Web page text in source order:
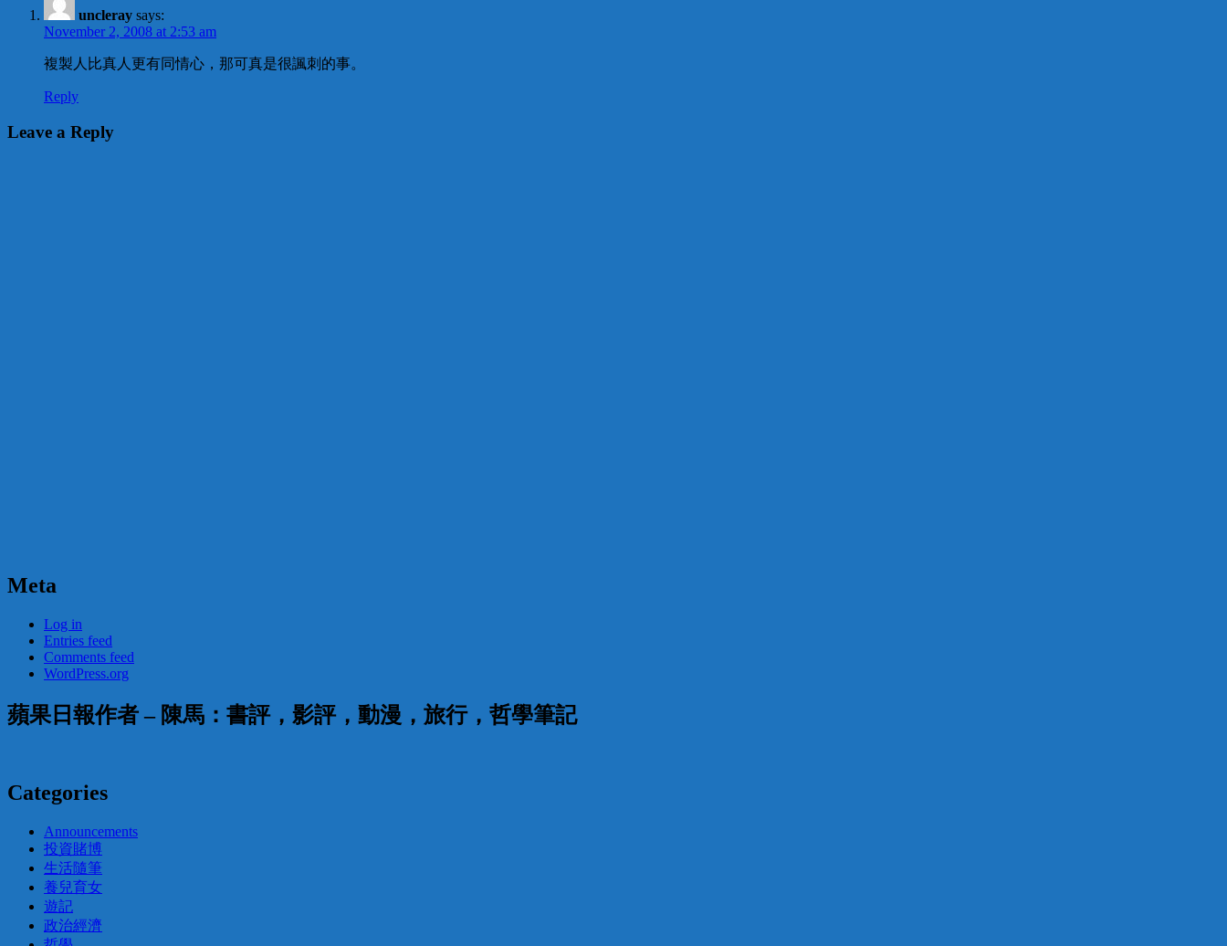
uncleray says:
November 2, 2008 at 2:53 am
複製人比真人更有同情心，那可真是很諷刺的事。
Reply
Leave a Reply
Meta
Log in
Entries feed
Comments feed
WordPress.org
蘋果日報作者 – 陳馬：書評，影評，動漫，旅行，哲學筆記
Categories
Announcements
投資賭博
生活隨筆
養兒育女
遊記
政治經濟